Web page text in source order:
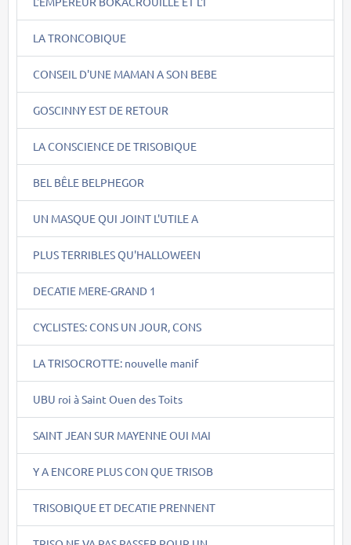
LA TRONCOBIQUE
CONSEIL D'UNE MAMAN A SON BEBE
GOSCINNY EST DE RETOUR
LA CONSCIENCE DE TRISOBIQUE
BEL BÊLE BELPHEGOR
UN MASQUE QUI JOINT L'UTILE A
PLUS TERRIBLES QU'HALLOWEEN
DECATIE MERE-GRAND 1
CYCLISTES: CONS UN JOUR, CONS
LA TRISOCROTTE: nouvelle manif
UBU roi à Saint Ouen des Toits
SAINT JEAN SUR MAYENNE OUI MAI
Y A ENCORE PLUS CON QUE TRISOB
TRISOBIQUE ET DECATIE PRENNENT